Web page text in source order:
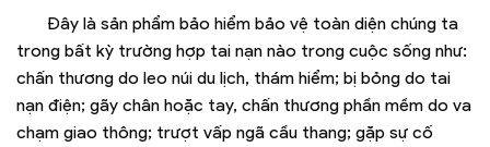
Đây là sản phẩm bảo hiểm bảo vệ toàn diện chúng ta
trong bất kỳ trường hợp tai nạn nào trong cuộc sống như:
chấn thương do leo núi du lịch, thám hiểm; bị bỏng do tai
nạn điện; gãy chân hoặc tay, chấn thương phần mềm do va
chạm giao thông; trượt vấp ngã cầu thang; gặp sự cố